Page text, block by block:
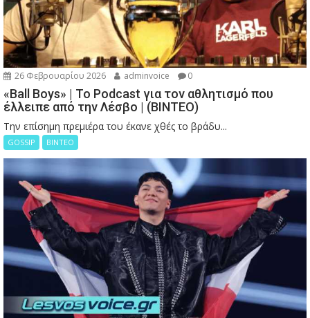
26 Φεβρουαρίου 2026 adminvoice 0
«Ball Boys» | Το Podcast για τον αθλητισμό που
έλλειπε από την Λέσβο | (ΒΙΝΤΕΟ)
Την επίσημη πρεμιέρα του έκανε χθές το βράδυ...
GOSSIP ΒΙΝΤΕΟ